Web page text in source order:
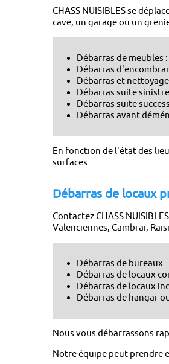
CHASS NUISIBLES se
cave, un garage ou un
Débarras de
Débarras
Débarras et
Débarras suite
Débarras suite
Débarras avant
En fonction de l'état des
surfaces.
Débarras de locaux
Contactez CHASS
Valenciennes, Cambrai,
Débarras de bureaux
Débarras de locaux
Débarras de locaux
Débarras de hangar
Nous vous débarrassons
Notre équipe peut prendre